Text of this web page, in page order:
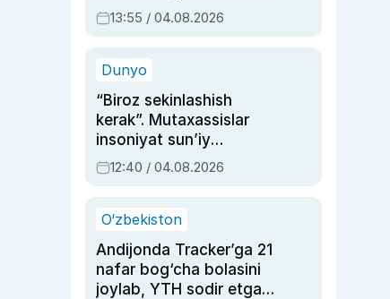
dublyaj ustasi Rimma
Ahmedovaning
13:55 / 04.08.2026
Dunyo
“Biroz sekinlashish
kerak”. Mutaxassislar
insoniyat sun’iy
intellektni boshqara
olmay qolishidan xavotir
12:40 / 04.08.2026
O‘zbekiston
Andijonda Tracker’ga 21
nafar bog‘cha bolasini
joylab, YTH sodir etgan